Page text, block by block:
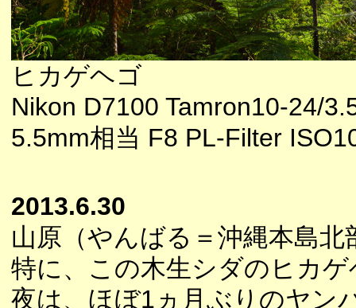
ヒカゲヘゴ
Nikon D7100 Tamron10-24/
5.5mm相当 F8 PL-Filter
2013.6.30
山原（やんばる＝沖縄本島
特に、この木生シダのヒカ
夜は、ほぼ1ヵ月ぶりのヤン